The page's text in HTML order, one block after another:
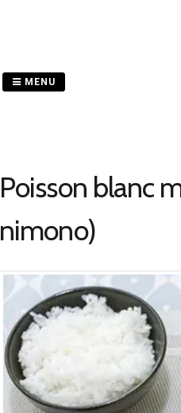
MENU
Poisson blanc
nimono)